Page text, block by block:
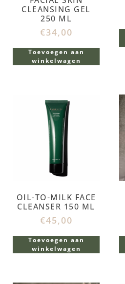
CLEANSING GEL
250 ML
€34,00
Toevoegen aan
winkelwagen
OIL-TO-MILK FACE
CLEANSER 150 ML
€45,00
Toevoegen aan
winkelwagen